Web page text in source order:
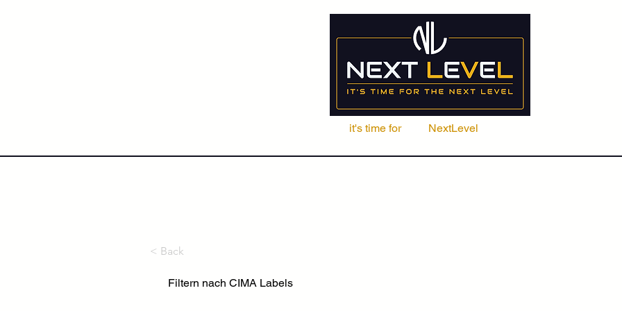
it's time for NextLevel
< Back
Filtern nach CIMA Labels